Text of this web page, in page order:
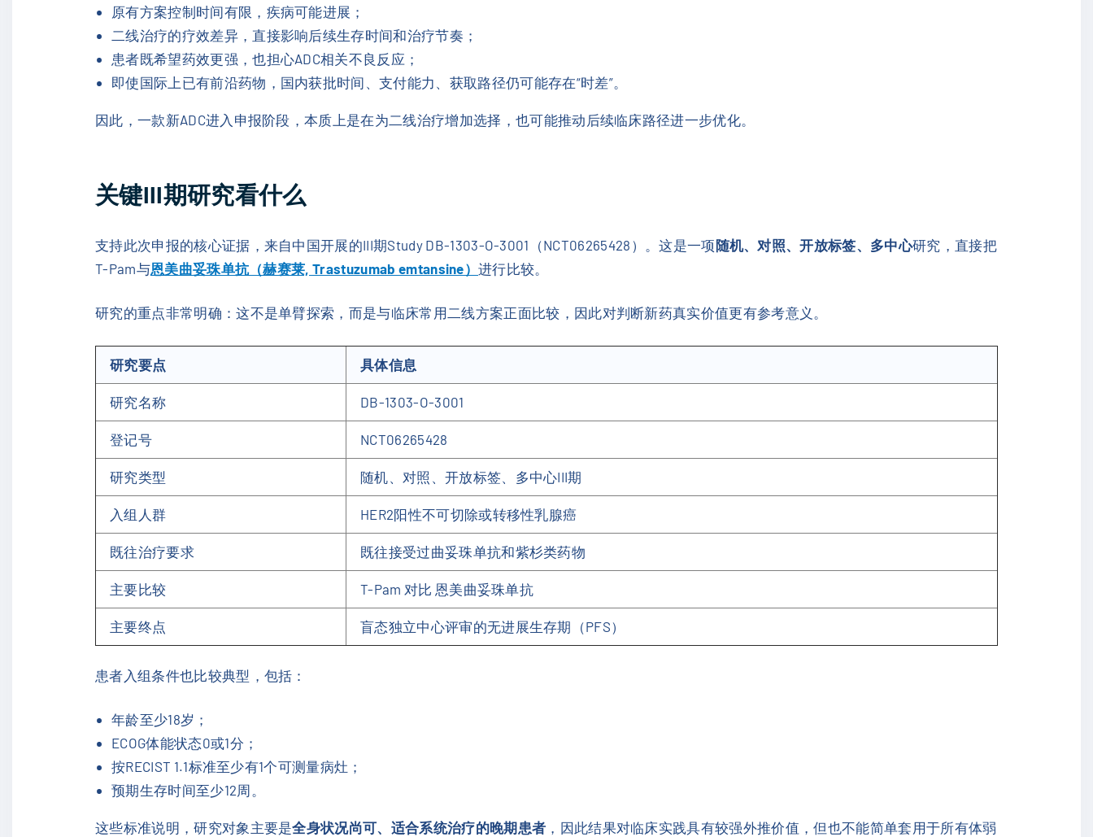
原有方案控制时间有限，疾病可能进展；
二线治疗的疗效差异，直接影响后续生存时间和治疗节奏；
患者既希望药效更强，也担心ADC相关不良反应；
即使国际上已有前沿药物，国内获批时间、支付能力、获取路径仍可能存在“时差”。
因此，一款新ADC进入申报阶段，本质上是在为二线治疗增加选择，也可能推动后续临床路径进一步优化。
关键III期研究看什么
支持此次申报的核心证据，来自中国开展的III期Study DB-1303-O-3001（NCT06265428）。这是一项随机、对照、开放标签、多中心研究，直接把
T-Pam与恩美曲妥珠单抗（赫赛莱, Trastuzumab emtansine）进行比较。
研究的重点非常明确：这不是单臂探索，而是与临床常用二线方案正面比较，因此对判断新药真实价值更有参考意义。
研究要点 具体信息
研究名称 DB-1303-O-3001
登记号 NCT06265428
研究类型 随机、对照、开放标签、多中心III期
入组人群 HER2阳性不可切除或转移性乳腺癌
既往治疗要求 既往接受过曲妥珠单抗和紫杉类药物
主要比较 T-Pam 对比 恩美曲妥珠单抗
主要终点 盲态独立中心评审的无进展生存期（PFS）
患者入组条件也比较典型，包括：
年龄至少18岁；
ECOG体能状态0或1分；
按RECIST 1.1标准至少有1个可测量病灶；
预期生存时间至少12周。
这些标准说明，研究对象主要是全身状况尚可、适合系统治疗的晚期患者 ，因此结果对临床实践具有较强外推价值，但也不能简单套用于所有体弱